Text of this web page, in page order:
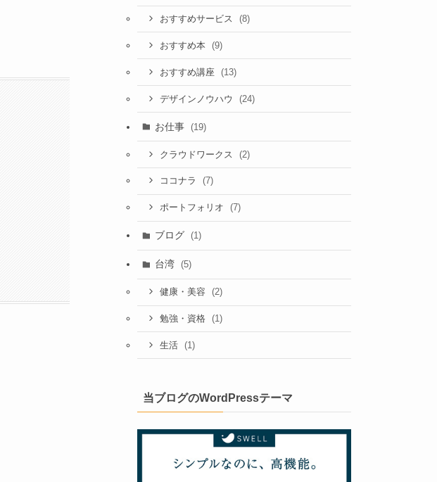
おすすめサービス (8)
おすすめ本 (9)
おすすめ講座 (13)
デザインノウハウ (24)
お仕事 (19)
クラウドワークス (2)
ココナラ (7)
ポートフォリオ (7)
ブログ (1)
台湾 (5)
健康・美容 (2)
勉強・資格 (1)
生活 (1)
当ブログのWordPressテーマ